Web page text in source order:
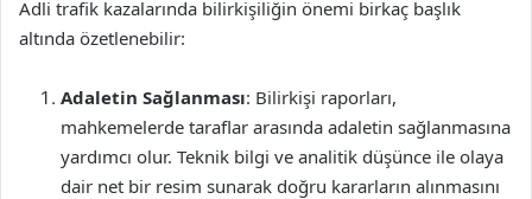
Adli trafik kazalarında bilirkişiliğin önemi birkaç başlık
altında özetlenebilir:
Adaletin Sağlanması: Bilirkişi raporları,
mahkemelerde taraflar arasında adaletin sağlanmasına
yardımcı olur. Teknik bilgi ve analitik düşünce ile olaya
dair net bir resim sunarak doğru kararların alınmasını